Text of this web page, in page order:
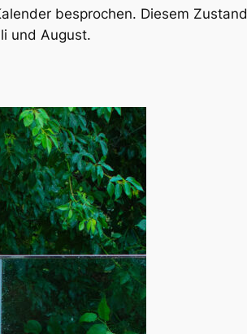
besprochen. Diesem Zustand
und August.